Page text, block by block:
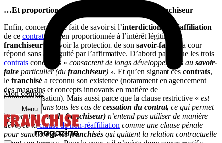
Mon compte
Menu
…Et proportionnée aux intérêts légitimes du franchiseur
Enfin, concernant le fait de savoir si l’interdiction de réaffiliation
de ce contratest bien proportionnée à l’intérêt légitime du
franchiseur(à savoir la protection de son savoir-faire)
, la cour
répond sans ambiguité par l’affirmative. D’abord parce que les trois
contrats concernés « consacrent de longs développements au savoir-
faire particulier (du franchiseur) ». Et qu’en signant ces contrats,
le franchisé a reconnu son existence (notamment en agencement
des magasins et concepts innovants en matière de
commercialisation). Mais aussi parce que la clause restrictive « est
applicable dans tous les cas de cessation du contrat, ce qui permet
de conclure que(le franchiseur) n’entend pas utiliser de manière
dévoyée laclause de non-réaffiliation comme une clause pénale
pour sanctionner lesfranchisés qui quittent la relation contractuelle